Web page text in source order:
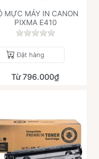
cho sản phẩm này.
MỰC MÁY IN CANON
PIXMA E410
Chưa có đánh giá
Đặt hàng
Từ 796.000₫